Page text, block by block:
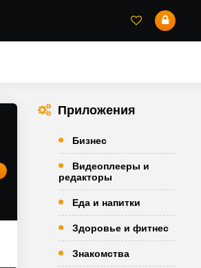
Приложения
Бизнес
Видеоплееры и
редакторы
Еда и напитки
Здоровье и фитнес
Знакомства